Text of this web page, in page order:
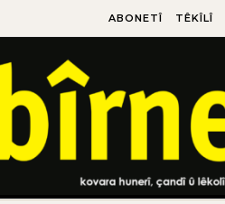
ABONETÎ TÊKÎLÎ